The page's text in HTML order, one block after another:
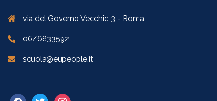
via del Governo Vecchio 3 - Roma
06/6833592
scuola@eupeople.it